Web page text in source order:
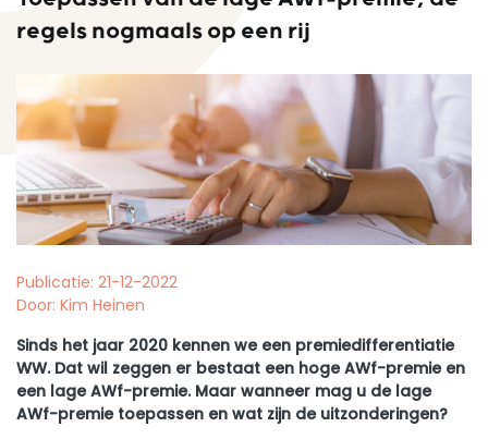
regels nogmaals op een rij
Publicatie: 21-12-2022
Door: Kim Heinen
Sinds het jaar 2020 kennen we een premiedifferentiatie
WW. Dat wil zeggen er bestaat een hoge AWf-premie en
een lage AWf-premie. Maar wanneer mag u de lage
AWf-premie toepassen en wat zijn de uitzonderingen?